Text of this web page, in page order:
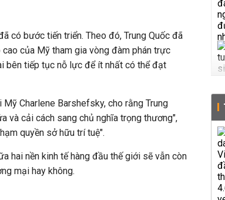
có bước tiến triển. Theo đó, Trung Quốc đã
của Mỹ tham gia vòng đàm phán trực
bên tiếp tục nỗ lực để ít nhất có thể đạt
Charlene Barshefsky, cho rằng Trung
và cải cách sang chủ nghĩa trọng thương",
quyền sở hữu trí tuệ".
hai nền kinh tế hàng đầu thế giới sẽ vẫn còn
mại hay không.